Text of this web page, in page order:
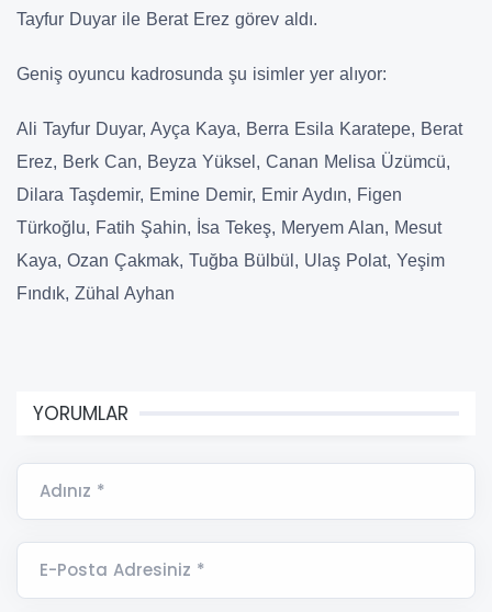
Tayfur Duyar ile Berat Erez görev aldı.
Geniş oyuncu kadrosunda şu isimler yer alıyor:
Ali Tayfur Duyar, Ayça Kaya, Berra Esila Karatepe, Berat
Erez, Berk Can, Beyza Yüksel, Canan Melisa Üzümcü,
Dilara Taşdemir, Emine Demir, Emir Aydın, Figen
Türkoğlu, Fatih Şahin, İsa Tekeş, Meryem Alan, Mesut
Kaya, Ozan Çakmak, Tuğba Bülbül, Ulaş Polat, Yeşim
Fındık, Zühal Ayhan
YORUMLAR
Adınız *
E-Posta Adresiniz *